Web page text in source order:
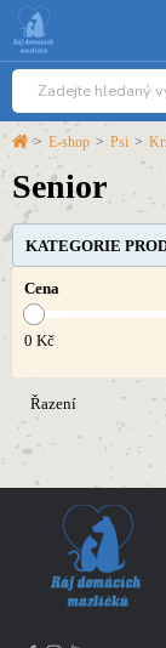
> E-shop > Psi >
Senior
KATEGORIE
Cena
0 Kč
Řazení